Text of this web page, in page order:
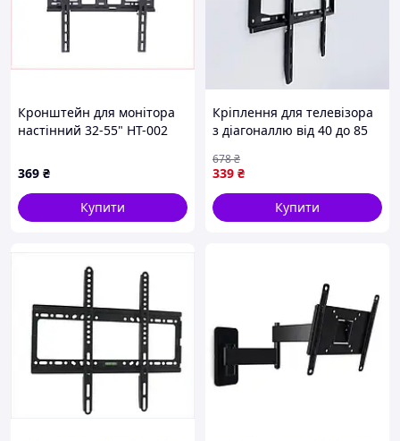
Кронштейн для монітора
настінний 32-55" HT-002
369 ₴
Купити
Кріплення для телевізора
з діагоналлю від 40 до 85
кріплення на стіні
339 ₴
678₴
Купити